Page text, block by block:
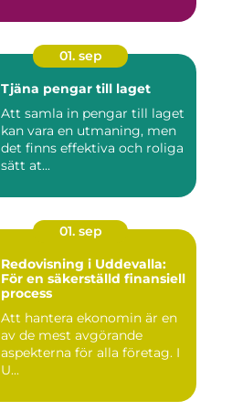
01. sep
Tjäna pengar till laget
Att samla in pengar till laget
kan vara en utmaning, men
det finns effektiva och roliga
sätt at...
01. sep
Redovisning i Uddevalla:
För en säkerställd finansiell
process
Att hantera ekonomin är en
av de mest avgörande
aspekterna för alla företag. I
U...